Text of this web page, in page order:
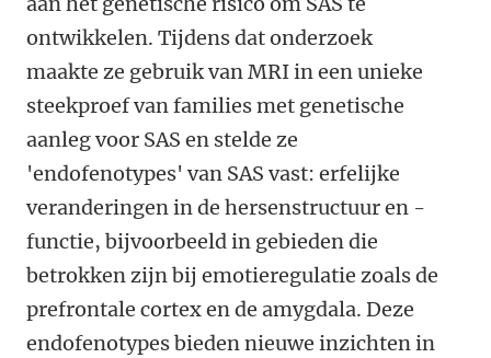
ontwikkelen. Tijdens dat onderzoek
maakte ze gebruik van MRI in een unieke
steekproef van families met genetische
aanleg voor SAS en stelde ze
'endofenotypes' van SAS vast: erfelijke
veranderingen in de hersenstructuur en -
functie, bijvoorbeeld in gebieden die
betrokken zijn bij emotieregulatie zoals de
prefrontale cortex en de amygdala. Deze
endofenotypes bieden nieuwe inzichten in